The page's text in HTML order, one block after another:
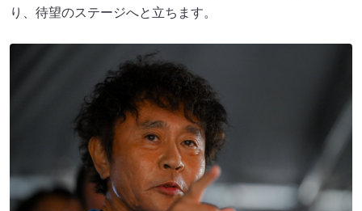
り、待望のステージへと立ちます。